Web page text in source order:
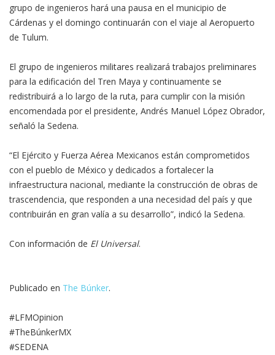
grupo de ingenieros hará una pausa en el municipio de
Cárdenas y el domingo continuarán con el viaje al Aeropuerto
de Tulum.
El grupo de ingenieros militares realizará trabajos preliminares
para la edificación del Tren Maya y continuamente se
redistribuirá a lo largo de la ruta, para cumplir con la misión
encomendada por el presidente, Andrés Manuel López Obrador,
señaló la Sedena.
“El Ejército y Fuerza Aérea Mexicanos están comprometidos
con el pueblo de México y dedicados a fortalecer la
infraestructura nacional, mediante la construcción de obras de
trascendencia, que responden a una necesidad del país y que
contribuirán en gran valía a su desarrollo”, indicó la Sedena.
Con información de El Universal.
Publicado en The Búnker.
#LFMOpinion
#TheBúnkerMX
#SEDENA